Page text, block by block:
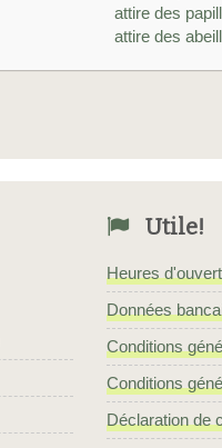
attire des
attire des
Utile!
Heures
Données
Conditions
Conditions
Déclaration de